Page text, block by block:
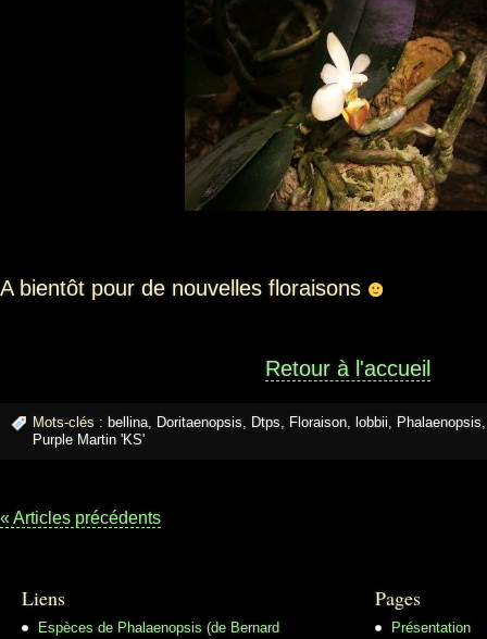
A bientôt pour de nouvelles floraisons
Retour à l'accueil
Mots-clés : bellina Doritaenopsis Dtps Floraison lobbii Phalaenopsis
Purple Martin 'KS'
« Articles précédents
Liens
Espèces de Phalaenopsis (de Bernard
Pages
Présentation